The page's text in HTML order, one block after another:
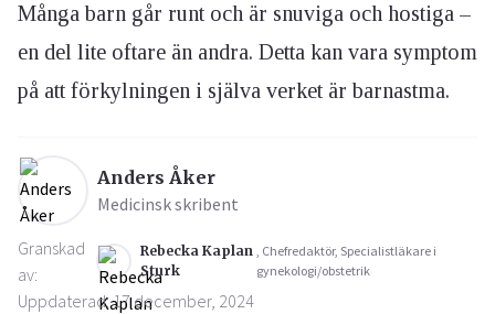
Många barn går runt och är snuviga och hostiga –
en del lite oftare än andra. Detta kan vara symptom
på att förkylningen i själva verket är barnastma.
Anders Åker
Medicinsk skribent
Granskad
av:
Rebecka Kaplan
Sturk
, Chefredaktör, Specialistläkare i
gynekologi/obstetrik
Uppdaterad: 17 december, 2024